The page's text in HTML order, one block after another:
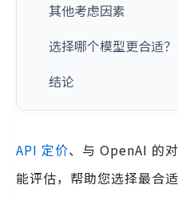
其他考虑因素
选择哪个模型更合适？
结论
API 定价、与 OpenAI 的
能评估，帮助您选择最合适